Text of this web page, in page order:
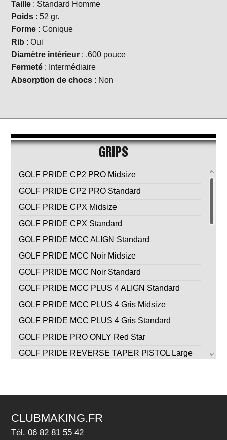
Taille : Standard Homme
Poids : 52 gr.
Forme : Conique
Rib : Oui
Diamètre intérieur : .600 pouce
Fermeté : Intermédiaire
Absorption de chocs : Non
GRIPS
GOLF PRIDE CP2 PRO Midsize
GOLF PRIDE CP2 PRO Standard
GOLF PRIDE CPX Midsize
GOLF PRIDE CPX Standard
GOLF PRIDE MCC ALIGN Standard
GOLF PRIDE MCC Noir Midsize
GOLF PRIDE MCC Noir Standard
GOLF PRIDE MCC PLUS 4 ALIGN Standard
GOLF PRIDE MCC PLUS 4 Gris Midsize
GOLF PRIDE MCC PLUS 4 Gris Standard
GOLF PRIDE PRO ONLY Red Star
GOLF PRIDE REVERSE TAPER PISTOL Large
GOLF PRIDE TOUR VELVET .600" Round
Standard
CLUBMAKING.FR
Tél. 06 82 81 55 42